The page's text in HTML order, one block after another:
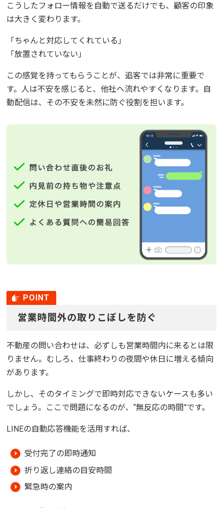
こうしたフォロー情報を自動で送るだけでも、顧客の印象
は大きく変わります。
「ちゃんと対応してくれている」
「放置されていない」
この感覚を持ってもらうことが、追客では非常に重要で
す。人は不安を感じると、他社へ流れやすくなります。自
動配信は、その不安を未然に防ぐ役割を担います。
営業時間外の取りこぼしを防ぐ
不動産の問い合わせは、必ずしも営業時間内に来るとは限
りません。むしろ、仕事終わりの夜間や休日に増える傾向
があります。
しかし、そのタイミングで即時対応できないケースも多い
でしょう。ここで問題になるのが、“無反応の時間”です。
LINEの自動応答機能を活用すれば、
受付完了の即時通知
折り返し連絡の目安時間
緊急時の案内